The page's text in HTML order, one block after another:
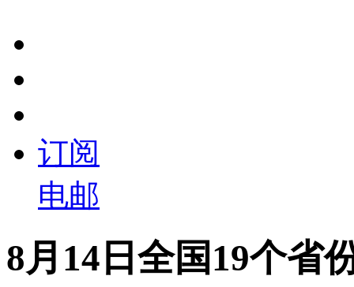
订阅
电邮
8月14日全国19个省